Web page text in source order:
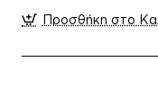
Προσθήκη στο